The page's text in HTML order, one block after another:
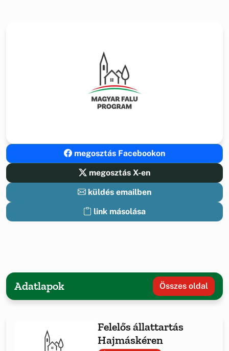
megosztás Facebookon
megosztás X-en
küldés emailben
link másolása
Adatlapok Összes oldal
Felelős állattartás
Hajmáskéren